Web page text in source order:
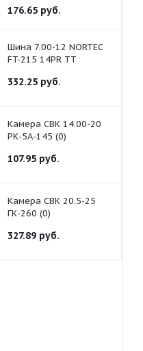
176.65 руб.
Шина 7.00-12 NORTEC
FT-215 14PR ТТ
332.25 руб.
Камера СВК 14.00-20
РК-5А-145 (0)
107.95 руб.
Камера СВК 20.5-25
ГК-260 (0)
327.89 руб.